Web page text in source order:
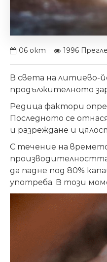
06 окт 1996
В света на литиево-
продължителното
Редица фактори
Последното се
и разреждане и
С течение на
да падне под 80%
употреба. В този